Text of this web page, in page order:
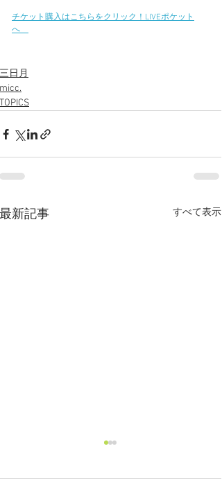
チケット購入はこちらをクリック！LIVEポケット
へ
三日月
micc.
TOPICS
最新記事 すべて表示